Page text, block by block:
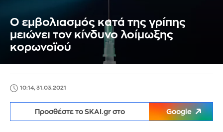
Ο εμβολιασμός κατά της γρίπης
μειώνει τον κίνδυνο λοίμωξης
κορωνοϊού
10:14, 31.03.2021
Προσθέστε το SKAI.gr στο Google